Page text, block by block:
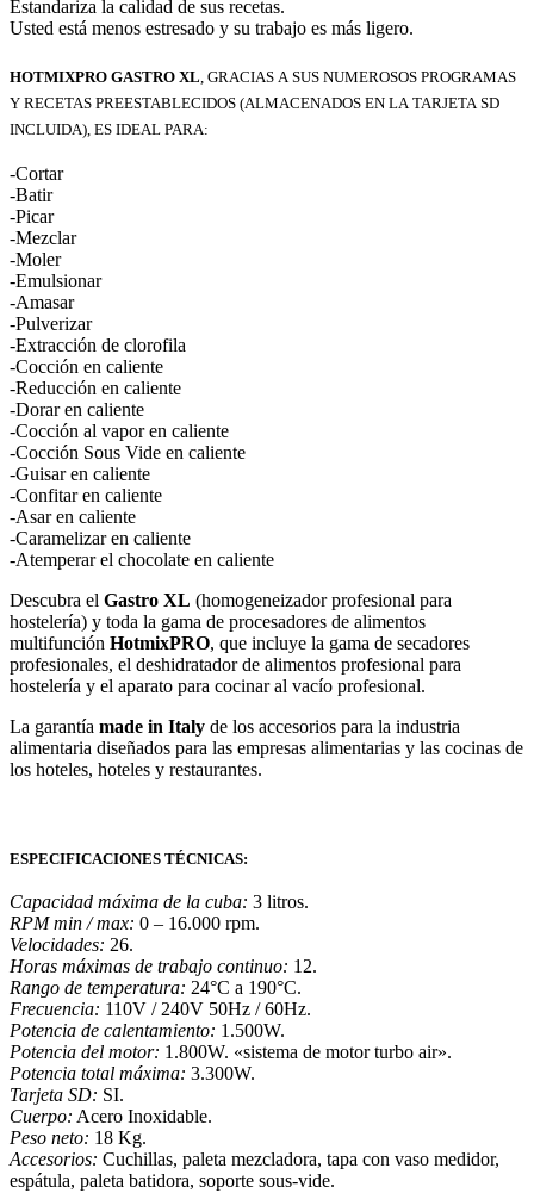
Estandariza la calidad de sus recetas.
Usted está menos estresado y su trabajo es más ligero.
HotmixPro Gastro XL , gracias a sus numerosos programas
y recetas preestablecidos (almacenados en la tarjeta SD
incluida), es ideal para:
-Cortar
-Batir
-Picar
-Mezclar
-Moler
-Emulsionar
-Amasar
-Pulverizar
-Extracción de clorofila
-Cocción en caliente
-Reducción en caliente
-Dorar en caliente
-Cocción al vapor en caliente
-Cocción Sous Vide en caliente
-Guisar en caliente
-Confitar en caliente
-Asar en caliente
-Caramelizar en caliente
-Atemperar el chocolate en caliente
Descubra el Gastro XL (homogeneizador profesional para
hostelería) y toda la gama de procesadores de alimentos
multifunción HotmixPRO, que incluye la gama de secadores
profesionales, el deshidratador de alimentos profesional para
hostelería y el aparato para cocinar al vacío profesional.
La garantía made in Italy de los accesorios para la industria
alimentaria diseñados para las empresas alimentarias y las cocinas de
los hoteles, hoteles y restaurantes.
Especificaciones técnicas:
Capacidad máxima de la cuba: 3 litros.
RPM min / max: 0 – 16.000 rpm.
Velocidades: 26.
Horas máximas de trabajo continuo: 12.
Rango de temperatura: 24°C a 190°C.
Frecuencia: 110V / 240V 50Hz / 60Hz.
Potencia de calentamiento: 1.500W.
Potencia del motor: 1.800W. «sistema de motor turbo air».
Potencia total máxima: 3.300W.
Tarjeta SD: SI.
Cuerpo: Acero Inoxidable.
Peso neto: 18 Kg.
Accesorios: Cuchillas, paleta mezcladora, tapa con vaso medidor,
espátula, paleta batidora, soporte sous-vide.